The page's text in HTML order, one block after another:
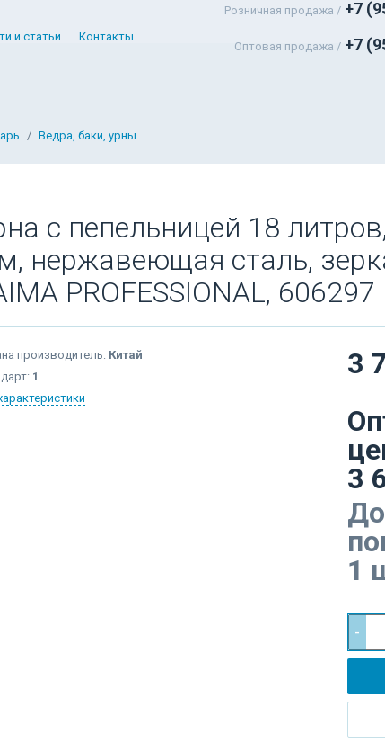
и статьи Контакты
Розничная продажа / +7
Оптовая продажа / +7
Ведра, баки, урны
с пепельницей 18
нержавеющая сталь,
PROFESSIONAL, 606297
производитель: Китай
1
3
3
1
-